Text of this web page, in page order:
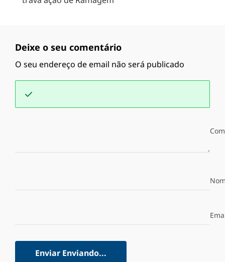
Deixe o seu comentário
O seu endereço de email não será publicado
Enviar Enviando...